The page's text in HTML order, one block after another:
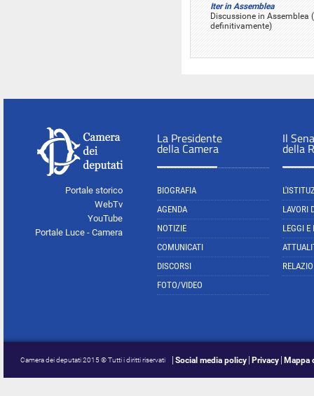
Iter in Assemblea
Discussione in
definitivamente)
Portale storico
WebTv
YouTube
Portale Luce - Camera
La Presidente
della Camera
BIOGRAFIA
AGENDA
NOTIZIE
COMUNICATI
DISCORSI
FOTO/VIDEO
Il
della
LAVORI
LEGGI E
Camera dei deputati 2015 © Tutti i diritti riservati Social media policy Privacy Mappa